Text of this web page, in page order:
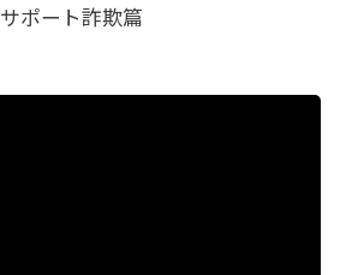
サポート詐欺篇